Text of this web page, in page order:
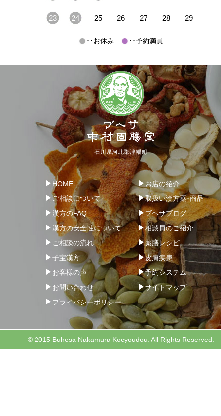
23 24 25 26 27 28 29
･･お休み ･･予約満員
石川県河北郡津幡町
HOME
お店の紹介
ご相談について
取扱い漢方薬･商品
漢方のFAQ
ブヘサブログ
漢方の安全性について
相談員のご紹介
ご相談の流れ
薬膳レシピ
子宝漢方
皮膚疾患
お客様の声
予約システム
お問い合わせ
サイトマップ
プライバシーポリシー
© 2015 Buhesa Nakamura Kocyoudou. All Rights Reserved.